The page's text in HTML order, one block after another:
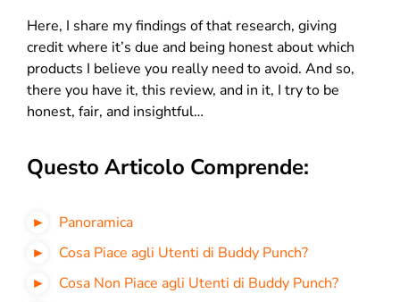
Here, I share my findings of that research, giving
credit where it’s due and being honest about which
products I believe you really need to avoid. And so,
there you have it, this review, and in it, I try to be
honest, fair, and insightful…
Questo Articolo Comprende:
Panoramica
Cosa Piace agli Utenti di Buddy Punch?
Cosa Non Piace agli Utenti di Buddy Punch?